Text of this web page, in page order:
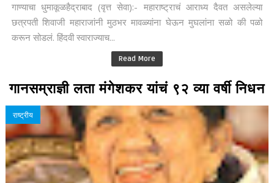
गाण्याचा धुमाकूळहैद्राबाद (वृत्त सेवा):- महाराष्ट्राचं आराध्य दैवत असलेल्या
छत्रपती शिवाजी महाराजांनी मुठभर मावळ्यांना घेऊन मुघलांना सळो की पळो
करून सोडलं. हिंदवी स्वाराज्याच...
Read More
गानसम्राज्ञी लता मंगेशकर यांचं ९२ व्या वर्षी निधन
राष्ट्रीय